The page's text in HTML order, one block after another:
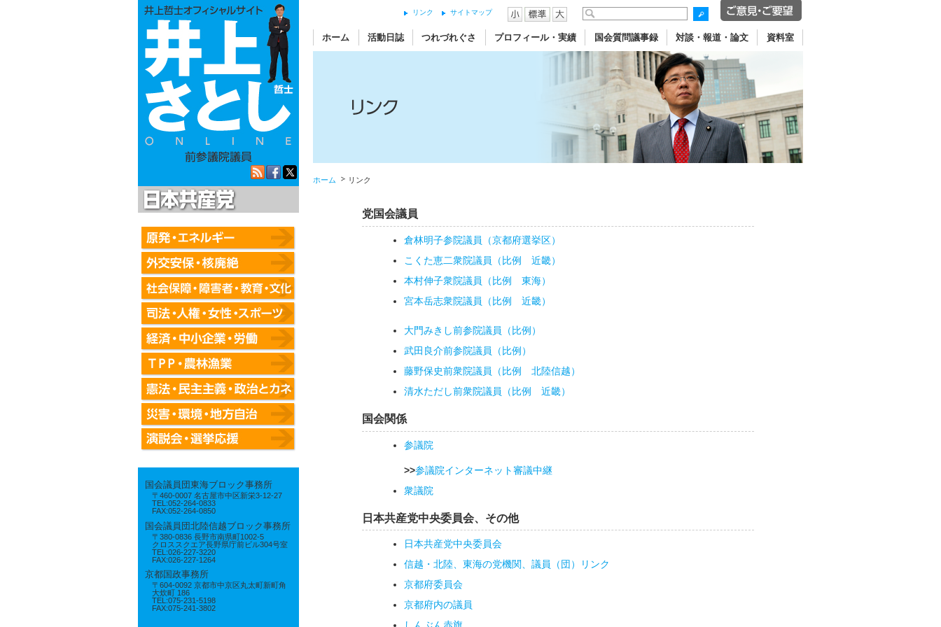
国会議員団東海ブロック事務所
〒460-0007 名古屋市中区新栄3-12-27
TEL:052-264-0833
FAX:052-264-0850
国会議員団北陸信越ブロック事務所
〒380-0836 長野市南県町1002-5
クロススクエア長野県庁前ビル304号室
TEL:026-227-3220
FAX:026-227-1264
京都国政事務所
〒604-0092 京都市中京区丸太町新町角
大炊町 186
TEL:075-231-5198
FAX:075-241-3802
リンク サイトマップ
ホーム 活動日誌 つれづれぐさ プロフィール・実績 国会質問議事録 対談・報道・論文 資料室
ホーム リンク
党国会議員
倉林明子参院議員（京都府選挙区）
こくた恵二衆院議員（比例 近畿）
本村伸子衆院議員（比例 東海）
宮本岳志衆院議員（比例 近畿）
大門みきし前参院議員（比例）
武田良介前参院議員（比例）
藤野保史前衆院議員（比例 北陸信越）
清水ただし前衆院議員（比例 近畿）
国会関係
参議院
>>参議院インターネット審議中継
衆議院
日本共産党中央委員会、その他
日本共産党中央委員会
信越・北陸、東海の党機関、議員（団）リンク
京都府委員会
京都府内の議員